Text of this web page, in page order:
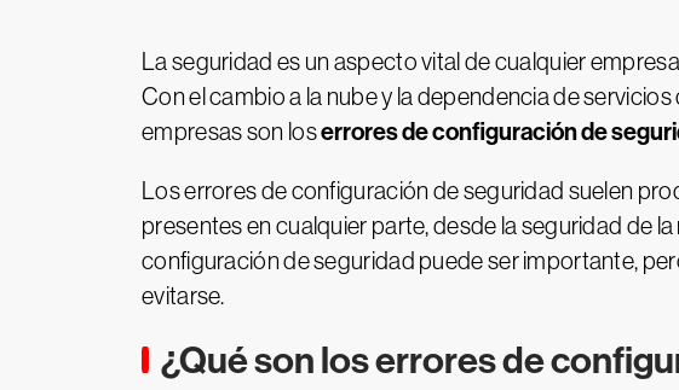
La seguridad es un aspecto vital de cualquier
Con el cambio a la nube y la dependencia de
empresas son loserrores de configuración de
Los errores de configuración de seguridad suelen
presentes en cualquier parte, desde la seguridad de
configuración de seguridad puede ser importante,
evitarse.
¿Qué son los errores de